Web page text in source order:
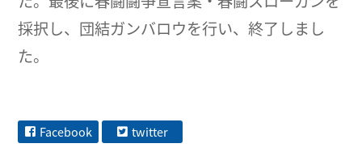
採択し、団結ガンバロウを行い、終了しまし
た。
Facebook twitter